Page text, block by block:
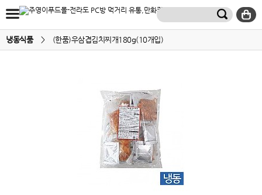
냉동식품 > (한품)우삼겹김치찌개180g(10개입)